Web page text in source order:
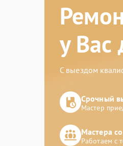
у Вас
С выездом
Срочный
Мастер
Мастера
Работаем с